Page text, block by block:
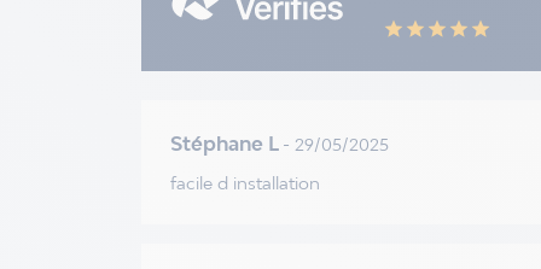
star star star star star
Stéphane L - 29/05/2025
facile d installation